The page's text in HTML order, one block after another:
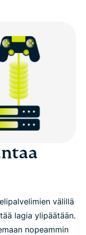
välillä
lagia ylipäätään.
nopeammin